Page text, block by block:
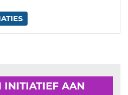
INITIATIEF AAN